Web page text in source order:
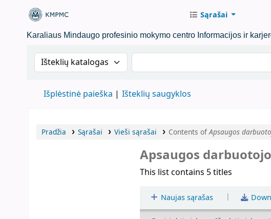
KMPMC Biblioteka
Sąrašai
Karaliaus Mindaugo profesinio mokymo centro Informacijos ir
Search the catalog by:Ieškoti kataloge pagal raktinį
Išplėstinė paieška Išteklių saugyklos
Pradžia Sąrašai Vieši sąrašai Contents ofApsaugos
Apsaugos
This list contains 5 titles
Naujas sąrašas |